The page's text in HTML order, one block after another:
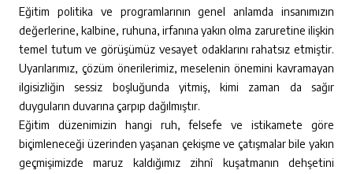
Eğitim politika ve programlarının genel anlamda insanımızın
değerlerine, kalbine, ruhuna, irfanına yakın olma zaruretine ilişkin
temel tutum ve görüşümüz vesayet odaklarını rahatsız etmiştir.
Uyarılarımız, çözüm önerilerimiz, meselenin önemini kavramayan
ilgisizliğin sessiz boşluğunda yitmiş, kimi zaman da sağır
duyguların duvarına çarpıp dağılmıştır.
Eğitim düzenimizin hangi ruh, felsefe ve istikamete göre
biçimleneceği üzerinden yaşanan çekişme ve çatışmalar bile yakın
geçmişimizde maruz kaldığımız zihnî kuşatmanın dehşetini